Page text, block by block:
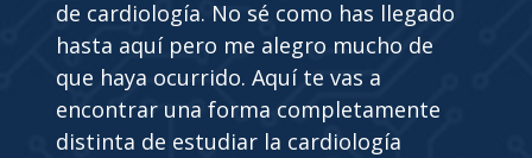
de cardiología. No sé como has llegado
hasta aquí pero me alegro mucho de
que haya ocurrido. Aquí te vas a
encontrar una forma completamente
distinta de estudiar la cardiología